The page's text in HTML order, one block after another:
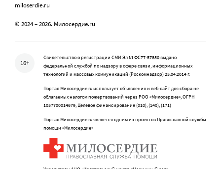
miloserdie.ru
© 2024 – 2026. Милосердие.ru
16+
Свидетельство о регистрации СМИ Эл № ФС77-57850 выдано
федеральной службой по надзору в сфере связи, информационных
технологий и массовых коммуникаций (Роскомнадзор) 25.04.2014 г.
Портал Милосердие.ru использует объявления и веб-сайт для сбора не
облагаемых налогом пожертвований через РОО «Милосердие», ОГРН
1057700014679, Целевое финансирование (010), (140), (171)
Портал Милосердие.ru является одним из проектов Православной службы
помощи «Милосердие»